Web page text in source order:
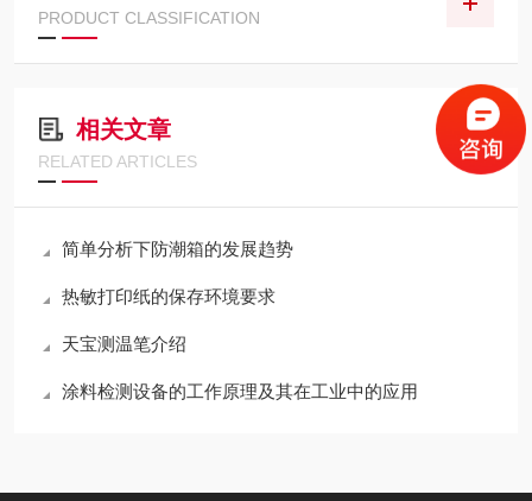
PRODUCT CLASSIFICATION
相关文章
RELATED ARTICLES
简单分析下防潮箱的发展趋势
热敏打印纸的保存环境要求
天宝测温笔介绍
涂料检测设备的工作原理及其在工业中的应用